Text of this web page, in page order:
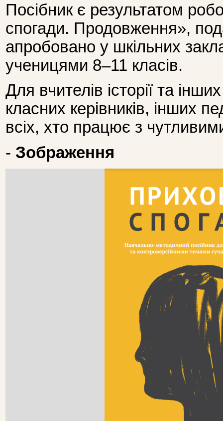
Посібник є результатом
спогади. Продовження»,
апробовано у шкільних
ученицями 8–11 класів.
Для вчителів історії та
класних керівників, інших
всіх, хто працює з
- Зображення